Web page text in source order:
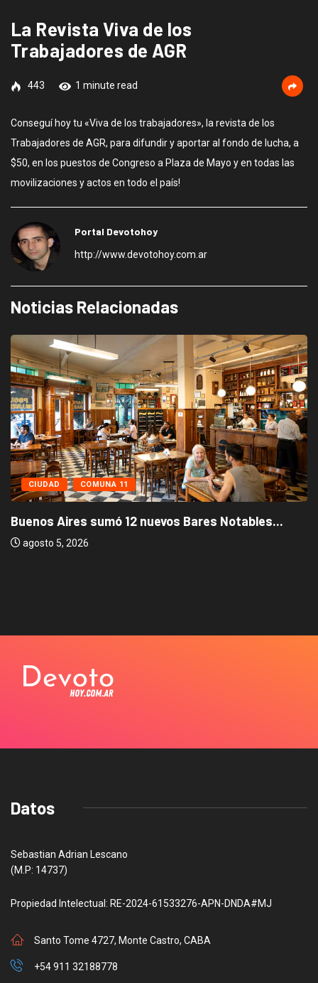
La Revista Viva de los
Trabajadores de AGR
443 1 minute read
Conseguí hoy tu «Viva de los trabajadores», la revista de los
Trabajadores de AGR, para difundir y aportar al fondo de lucha, a
$50, en los puestos de Congreso a Plaza de Mayo y en todas las
movilizaciones y actos en todo el país!
Portal Devotohoy
http://www.devotohoy.com.ar
Noticias Relacionadas
CIUDAD COMUNA 11
Buenos Aires sumó 12 nuevos Bares Notables...
agosto 5, 2026
Datos
Sebastian Adrian Lescano
(M.P: 14737)
Propiedad Intelectual: RE-2024-61533276-APN-DNDA#MJ
Santo Tome 4727, Monte Castro, CABA
+54 911 32188778